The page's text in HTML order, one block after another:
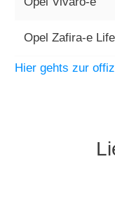
Opel Zafira-e Life
Hier gehts zur